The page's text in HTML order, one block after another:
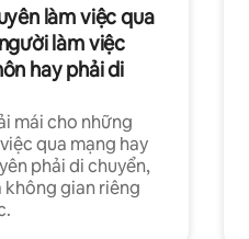
làm việc qua
làm việc
hay phải di
mái cho những
qua mạng hay
phải di chuyển,
không gian riêng